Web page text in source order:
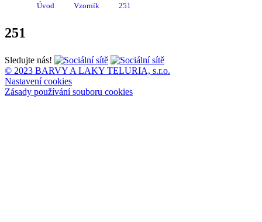
Úvod Vzorník 251
251
Sledujte nás!
© 2023 BARVY A LAKY TELURIA, s.r.o.
Nastavení cookies
Zásady používání souboru cookies